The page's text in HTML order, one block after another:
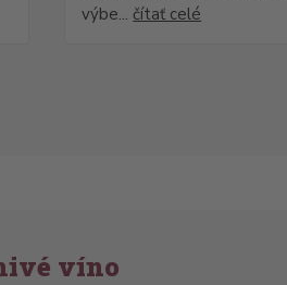
výbe... čítať celé
víno